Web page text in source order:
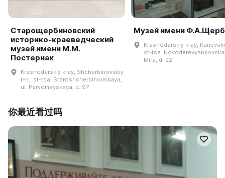
Старощербиновский
историко-краеведческий
музей имени М.М.
Постернак
Krasnodarskiy kray, Shcherbinovskiy
r-n., st-tsa. Staroshcherbinovskaya,
ul. Pervomayskaya, d. 97
Музей имени
Krasnodarskiy kray,
st-tsa.
Mira, d. 22
你最近看过吗